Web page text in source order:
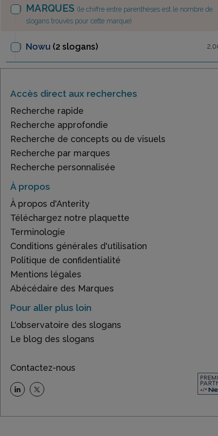
MARQUES (le chiffre entre parenthèses est le nombre de
slogans trouvés pour cette marque)
Nowu (2 slogans)
Accès direct aux recherches
Recherche rapide
Recherche approfondie
Recherche de concepts ou de visuels
Recherche par marques
Recherche personnalisée
À propos
À propos d'Anterity
Téléchargez notre plaquette
Terminologie
Conditions générales d'utilisation
Politique de confidentialité
Mentions légales
Abécédaire des Marques
Pour aller plus loin
L'observatoire des slogans
Le blog des slogans
Contactez-nous